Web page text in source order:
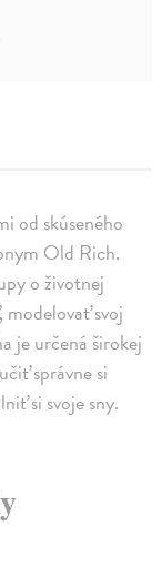
od skúseného
Old Rich.
o životnej
svoj
je určená širokej
správne si
si svoje sny.